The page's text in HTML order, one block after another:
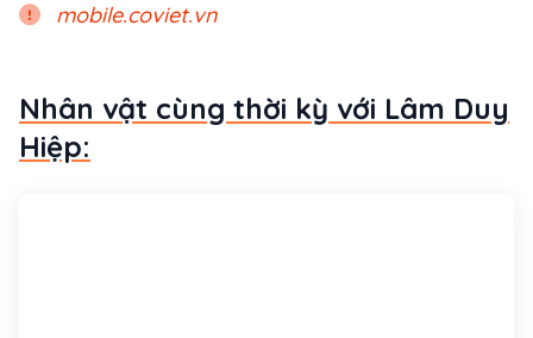
mobile.coviet.vn
Nhân vật cùng thời kỳ với Lâm Duy
Hiệp: